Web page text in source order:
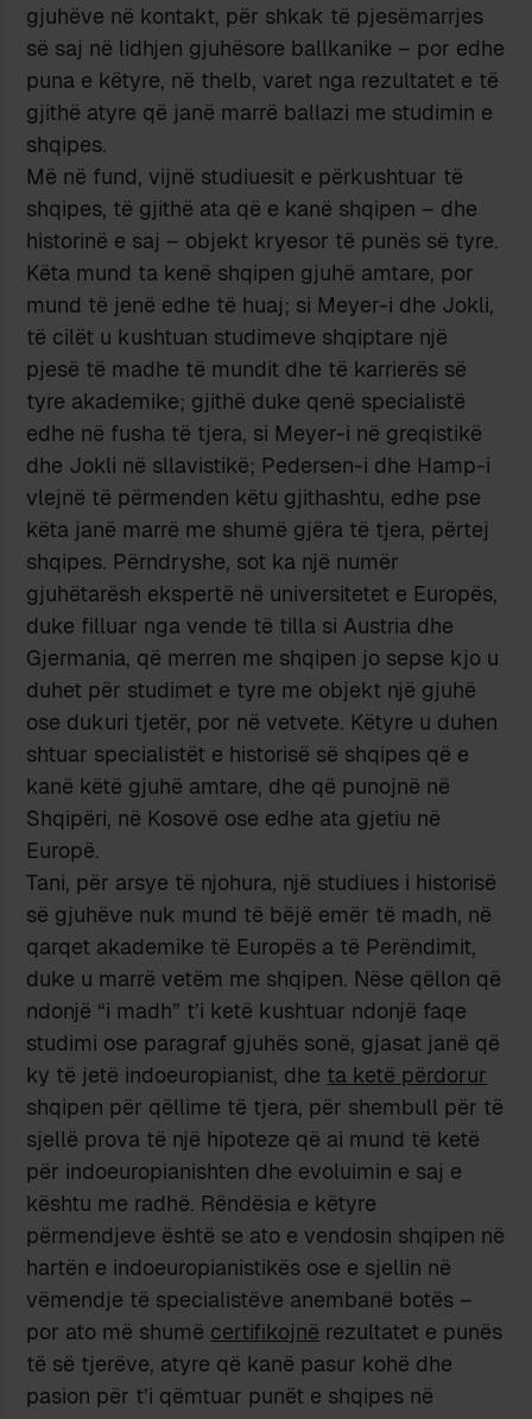
gjuhëve në kontakt, për shkak të pjesëmarrjes
së saj në lidhjen gjuhësore ballkanike – por edhe
puna e këtyre, në thelb, varet nga rezultatet e të
gjithë atyre që janë marrë ballazi me studimin e
shqipes.
Më në fund, vijnë studiuesit e përkushtuar të
shqipes, të gjithë ata që e kanë shqipen – dhe
historinë e saj – objekt kryesor të punës së tyre.
Këta mund ta kenë shqipen gjuhë amtare, por
mund të jenë edhe të huaj; si Meyer-i dhe Jokli,
të cilët u kushtuan studimeve shqiptare një
pjesë të madhe të mundit dhe të karrierës së
tyre akademike; gjithë duke qenë specialistë
edhe në fusha të tjera, si Meyer-i në greqistikë
dhe Jokli në sllavistikë; Pedersen-i dhe Hamp-i
vlejnë të përmenden këtu gjithashtu, edhe pse
këta janë marrë me shumë gjëra të tjera, përtej
shqipes. Përndryshe, sot ka një numër
gjuhëtarësh ekspertë në universitetet e Europës,
duke filluar nga vende të tilla si Austria dhe
Gjermania, që merren me shqipen jo sepse kjo u
duhet për studimet e tyre me objekt një gjuhë
ose dukuri tjetër, por në vetvete. Këtyre u duhen
shtuar specialistët e historisë së shqipes që e
kanë këtë gjuhë amtare, dhe që punojnë në
Shqipëri, në Kosovë ose edhe ata gjetiu në
Europë.
Tani, për arsye të njohura, një studiues i historisë
së gjuhëve nuk mund të bëjë emër të madh, në
qarqet akademike të Europës a të Perëndimit,
duke u marrë vetëm me shqipen. Nëse qëllon që
ndonjë “i madh” t’i ketë kushtuar ndonjë faqe
studimi ose paragraf gjuhës sonë, gjasat janë që
ky të jetë indoeuropianist, dhe ta ketë përdorur
shqipen për qëllime të tjera, për shembull për të
sjellë prova të një hipoteze që ai mund të ketë
për indoeuropianishten dhe evoluimin e saj e
kështu me radhë. Rëndësia e këtyre
përmendjeve është se ato e vendosin shqipen në
hartën e indoeuropianistikës ose e sjellin në
vëmendje të specialistëve anembanë botës –
por ato më shumë certifikojnë rezultatet e punës
të së tjerëve, atyre që kanë pasur kohë dhe
pasion për t’i qëmtuar punët e shqipes në